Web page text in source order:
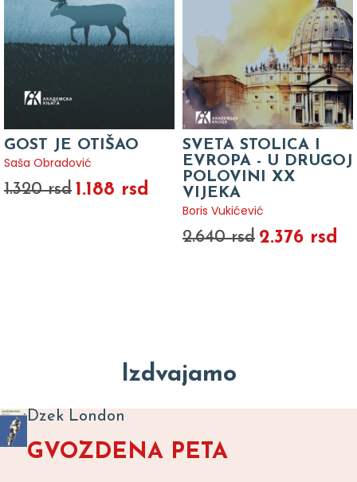
GOST JE OTIŠAO
Saša Obradović
1.320 rsd 1.188 rsd
SVETA STOLICA I
EVROPA - U DRUGOJ
POLOVINI XX
VIJEKA
Boris Vukićević
2.640 rsd 2.376 rsd
Izdvajamo
Dzek London
GVOZDENA PETA